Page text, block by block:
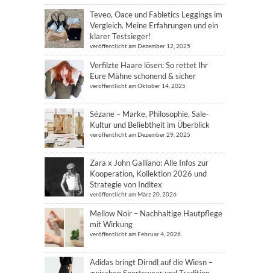
Teveo, Oace und Fabletics Leggings im
Vergleich. Meine Erfahrungen und ein
klarer Testsieger!
veröffentlicht am Dezember 12, 2025
Verfilzte Haare lösen: So rettet Ihr
Eure Mähne schonend & sicher
veröffentlicht am Oktober 14, 2025
Sézane – Marke, Philosophie, Sale-
Kultur und Beliebtheit im Überblick
veröffentlicht am Dezember 29, 2025
Zara x John Galliano: Alle Infos zur
Kooperation, Kollektion 2026 und
Strategie von Inditex
veröffentlicht am März 20, 2026
Mellow Noir – Nachhaltige Hautpflege
mit Wirkung
veröffentlicht am Februar 4, 2026
Adidas bringt Dirndl auf die Wiesn –